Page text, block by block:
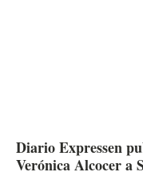
Diario Expressen
Verónica Alcocer a